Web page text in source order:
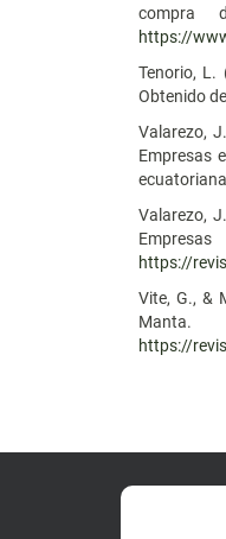
compra
https://
Tenorio, L.
Obtenido de
Valarezo,
Empresas
Valarezo,
https://
Vite, G., &
https://